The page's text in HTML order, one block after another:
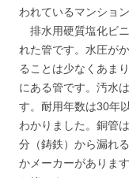
われているマンショ
排水用硬質塩化ビ
れた管です。水圧が
ることは少なくあま
にある管です。汚水
す。耐用年数は30年
わかりました。銅管
分（鋳鉄）から漏れ
かメーカーがありま